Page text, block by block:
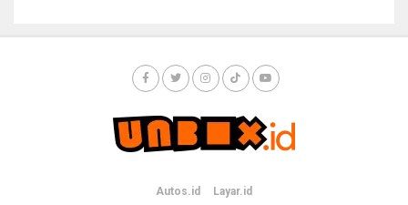
Autos.id Layar.id